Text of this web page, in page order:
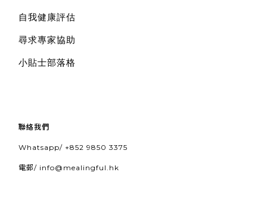
自我健康評估
尋求專家協助
小貼士部落格
聯絡我們
Whatsapp/ +852 9850 3375
電郵/ info@mealingful.hk